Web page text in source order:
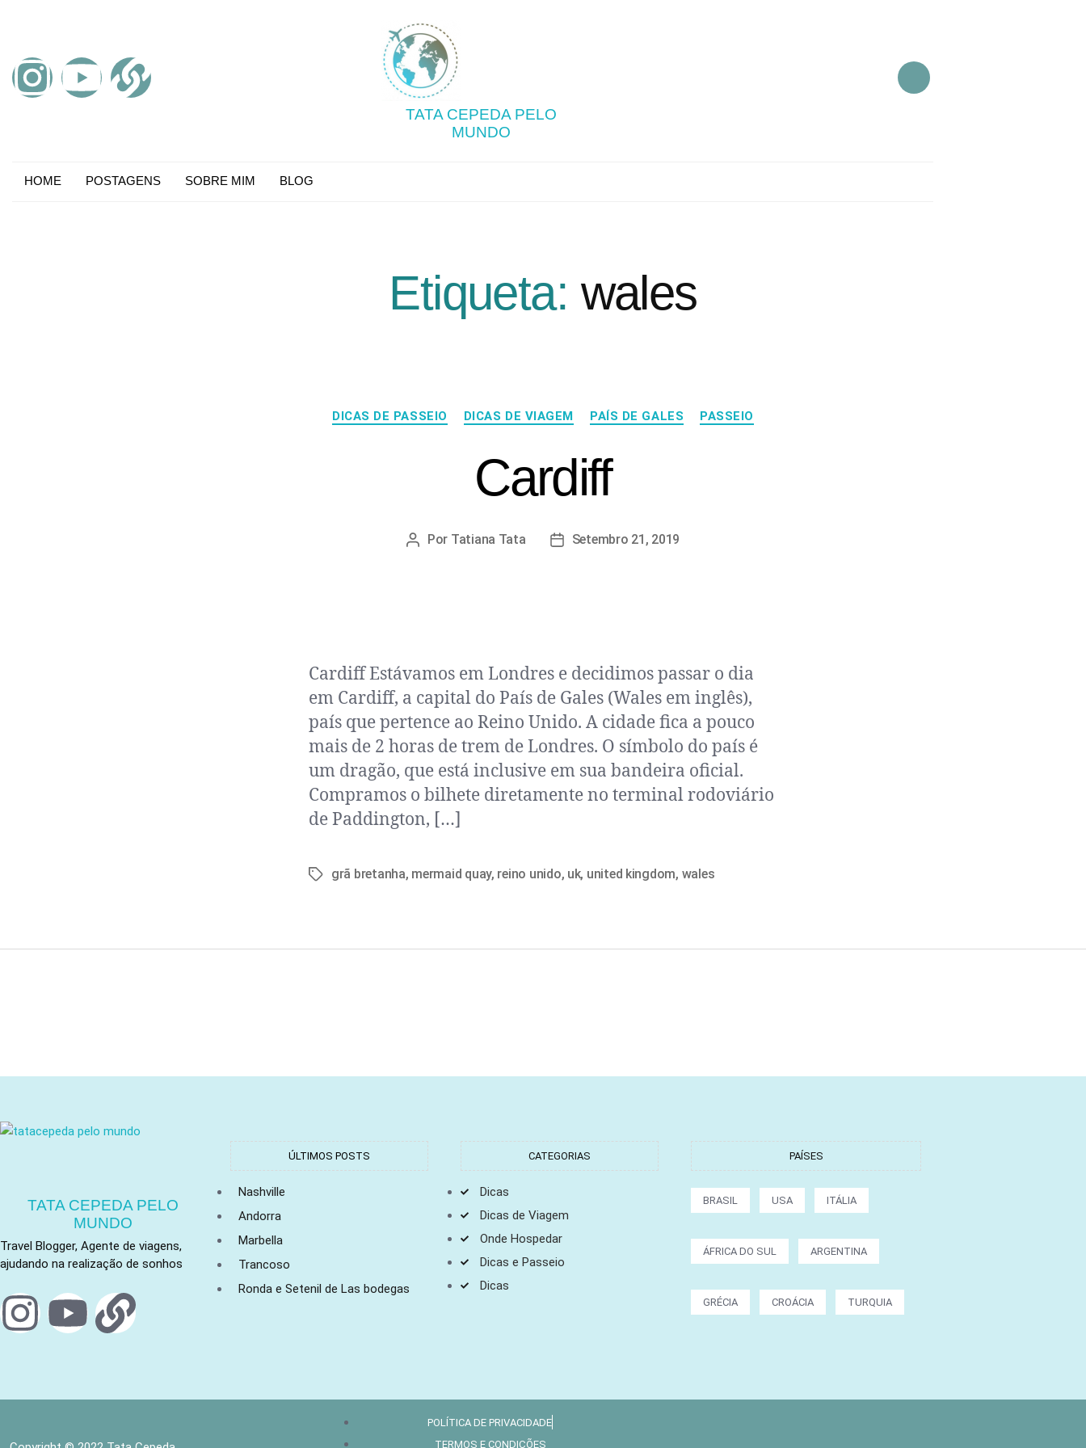
TATA CEPEDA PELO
MUNDO
HOME POSTAGENS SOBRE MIM BLOG
Etiqueta: wales
DICAS DE PASSEIO DICAS DE VIAGEM PAÍS DE GALES PASSEIO
Cardiff
Por Tatiana Tata Setembro 21, 2019
Cardiff Estávamos em Londres e decidimos passar o dia
em Cardiff, a capital do País de Gales (Wales em inglês),
país que pertence ao Reino Unido. A cidade fica a pouco
mais de 2 horas de trem de Londres. O símbolo do país é
um dragão, que está inclusive em sua bandeira oficial.
Compramos o bilhete diretamente no terminal rodoviário
de Paddington, […]
grã bretanha, mermaid quay, reino unido, uk, united kingdom, wales
TATA CEPEDA PELO
MUNDO
Travel Blogger, Agente de viagens,
ajudando na realização de sonhos
ÚLTIMOS POSTS
Nashville
Andorra
Marbella
Trancoso
Ronda e Setenil de Las bodegas
CATEGORIAS
Dicas
Dicas de Viagem
Onde Hospedar
Dicas e Passeio
Dicas
PAÍSES
BRASIL USA ITÁLIA
ÁFRICA DO SUL ARGENTINA
GRÉCIA CROÁCIA TURQUIA
POLÍTICA DE PRIVACIDADE
TERMOS E CONDIÇÕES